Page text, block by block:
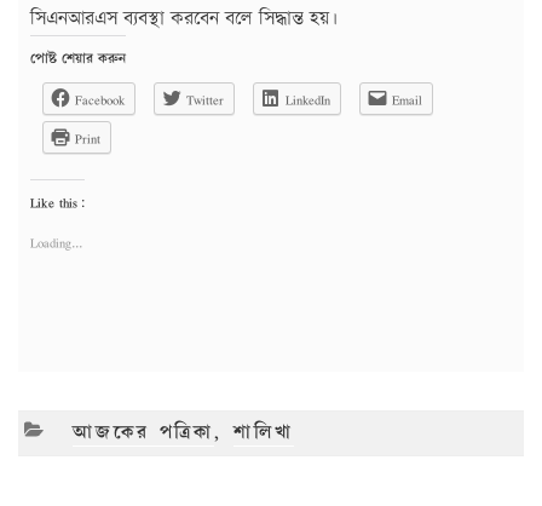
সিএনআরএস ব্যবস্থা করবেন বলে সিদ্ধান্ত হয়৷
পোষ্ট শেয়ার করুন
Facebook
Twitter LinkedIn
Email
Print
Like this:
Loading...
CATEGORIES
আজকের পত্রিকা,শালিখা